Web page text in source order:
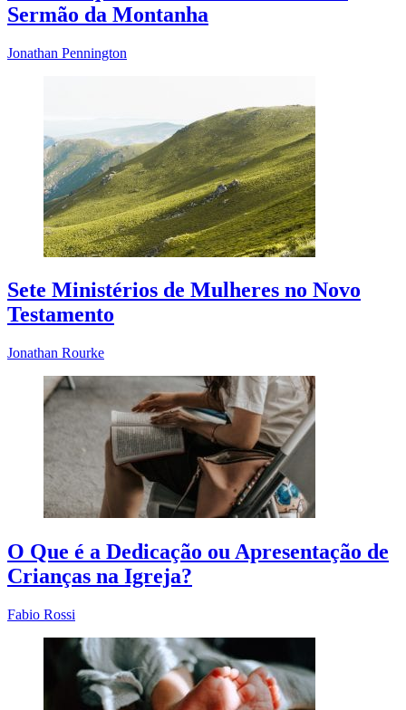
Sermão da Montanha
Jonathan Pennington
Sete Ministérios de Mulheres no Novo
Testamento
Jonathan Rourke
O Que é a Dedicação ou Apresentação de
Crianças na Igreja?
Fabio Rossi